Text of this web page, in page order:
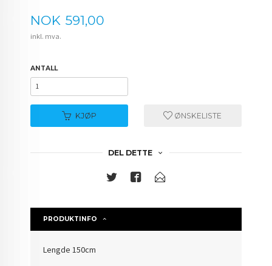
Pris
NOK 591,00
inkl. mva.
ANTALL
KJØP ØNSKELISTE
DEL DETTE
PRODUKTINFO
Lengde 150cm